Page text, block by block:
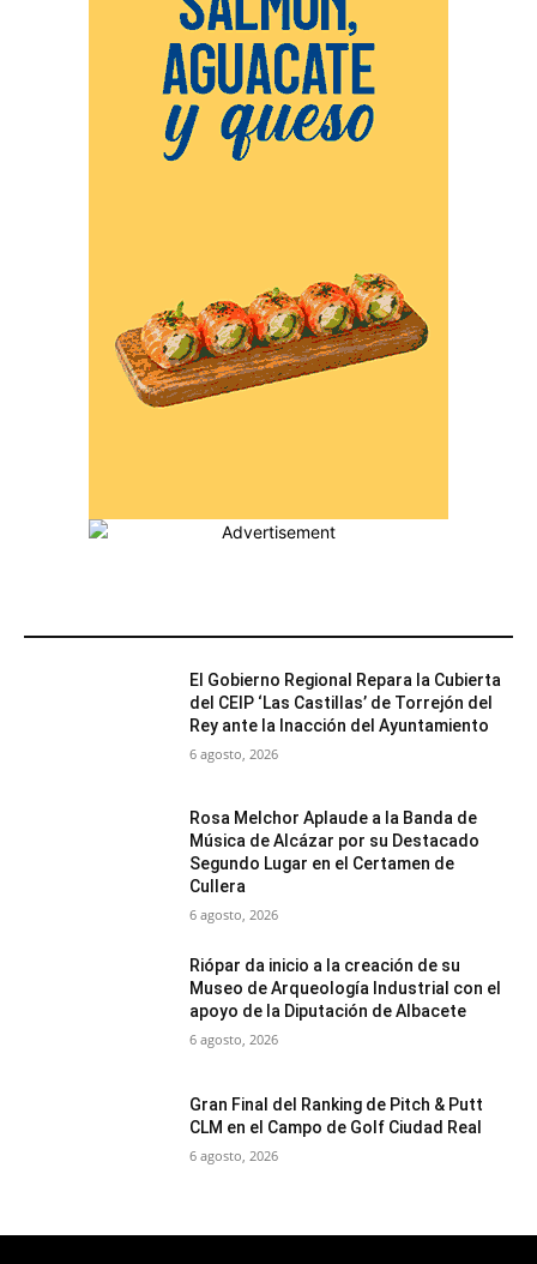
El Gobierno Regional Repara la Cubierta
del CEIP ‘Las Castillas’ de Torrejón del
Rey ante la Inacción del Ayuntamiento
6 agosto, 2026
Rosa Melchor Aplaude a la Banda de
Música de Alcázar por su Destacado
Segundo Lugar en el Certamen de
Cullera
6 agosto, 2026
Riópar da inicio a la creación de su
Museo de Arqueología Industrial con el
apoyo de la Diputación de Albacete
6 agosto, 2026
Gran Final del Ranking de Pitch & Putt
CLM en el Campo de Golf Ciudad Real
6 agosto, 2026